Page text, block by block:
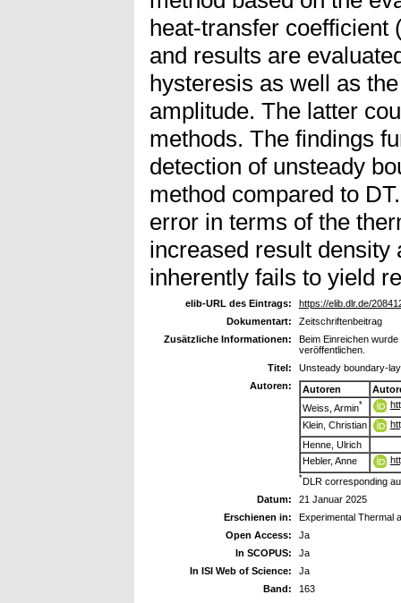
heat-transfer coefficient
and results are
hysteresis as well as
amplitude. The latter
methods. The findings
detection of unsteady
method compared to
error in terms of the
increased result density
inherently fails to yield
elib-URL des Eintrags:
https://elib.dlr.de/
Dokumentart:
Zeitschriftenbeitrag
Zusätzliche Informationen:
Beim Einreichen
veröffentlichen.
Titel:
Unsteady boundary-
Autoren:
Autoren
Weiss, Armin*
Klein, Christian
Henne, Ulrich
Hebler, Anne
*DLR corresponding
Datum:
21 Januar 2025
Erschienen in:
Experimental Thermal
Open Access:
Ja
In SCOPUS:
Ja
In ISI Web of Science:
Ja
Band:
163